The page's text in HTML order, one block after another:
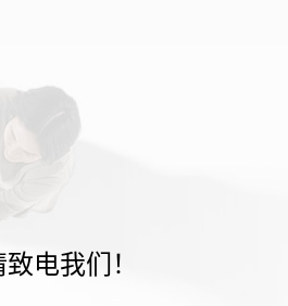
电我们！